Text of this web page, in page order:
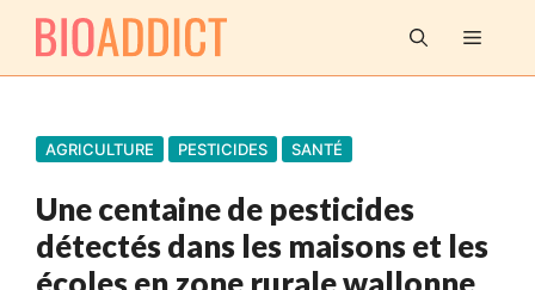
Aller
contenu
MENU
AGRICULTURE PESTICIDES SANTÉ
Une centaine de pesticides
détectés dans les maisons et les